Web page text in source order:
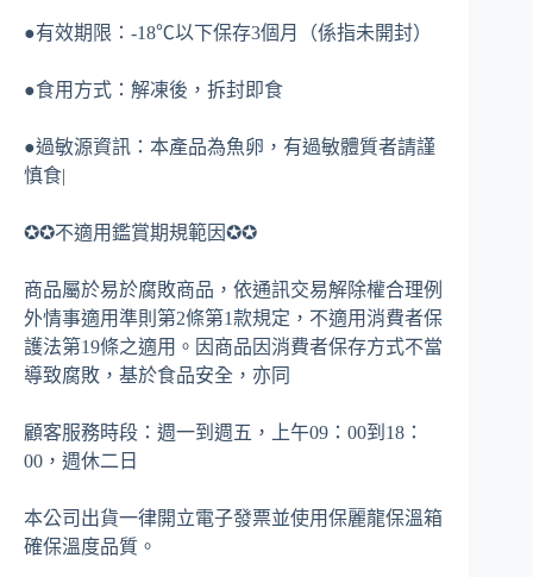
●有效期限：-18℃以下保存3個月（係指未開封）
●食用方式：解凍後，拆封即食
●過敏源資訊：本產品為魚卵，有過敏體質者請謹
慎食|
✪✪不適用鑑賞期規範因✪✪
商品屬於易於腐敗商品，依通訊交易解除權合理例
外情事適用準則第2條第1款規定，不適用消費者保
護法第19條之適用。因商品因消費者保存方式不當
導致腐敗，基於食品安全，亦同
顧客服務時段：週一到週五，上午09：00到18：
00，週休二日
本公司出貨一律開立電子發票並使用保麗龍保溫箱
確保溫度品質。